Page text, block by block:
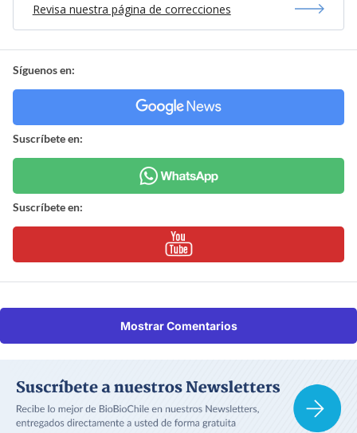
Revisa nuestra página de correcciones
Síguenos en:
Suscríbete en:
Suscríbete en:
Mostrar Comentarios